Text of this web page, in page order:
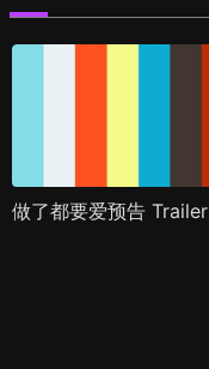
做了都要爱预告 Trailer